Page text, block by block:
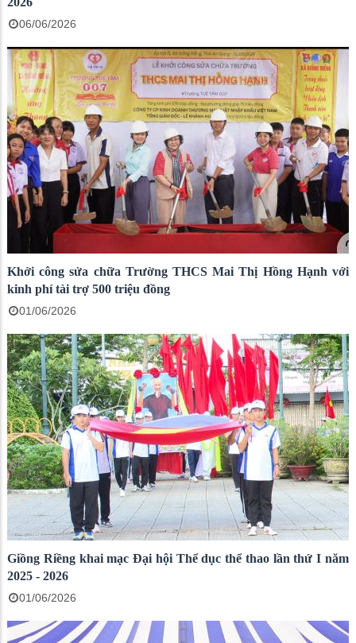
06/06/2026
Khởi công sửa chữa Trường THCS Mai Thị Hồng Hạnh với
kinh phí tài trợ 500 triệu đồng
01/06/2026
Giồng Riềng khai mạc Đại hội Thể dục thể thao lần thứ I năm
2025 - 2026
01/06/2026